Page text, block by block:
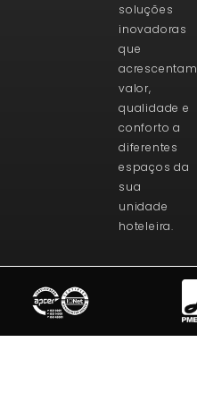
soluções
inovadoras
que
acrescentam
valor,
qualidade e
conforto a
diferentes
espaços da
sua
unidade
hoteleira.